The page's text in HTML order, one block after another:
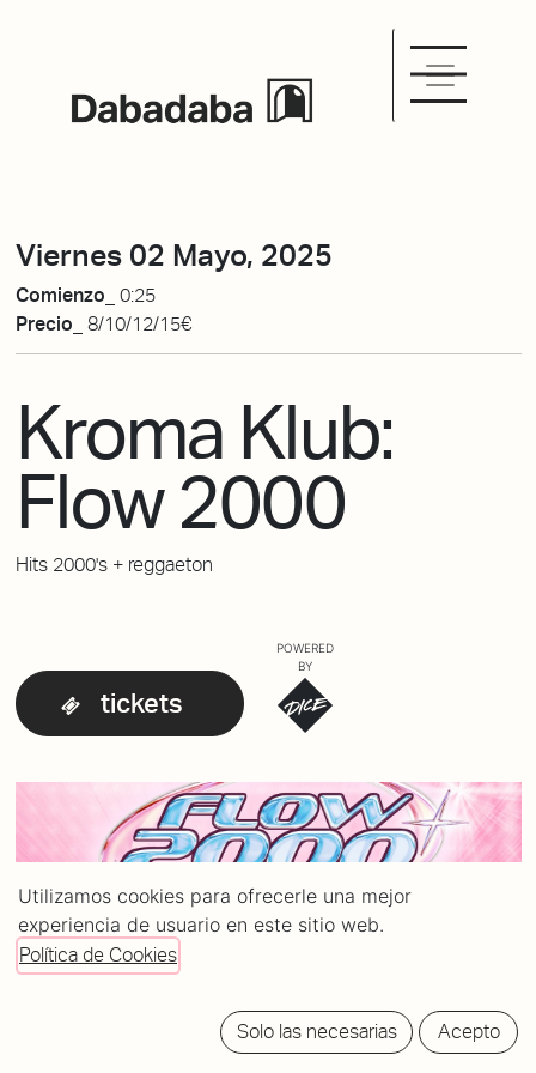
Viernes 02 Mayo, 2025
Comienzo_ 0:25
Precio_ 8/10/12/15€
Kroma Klub:
Flow 2000
Hits 2000's + reggaeton
tickets
POWERED
BY
Utilizamos cookies para ofrecerle una mejor
experiencia de usuario en este sitio web.
Política de Cookies
Solo las necesarias Acepto